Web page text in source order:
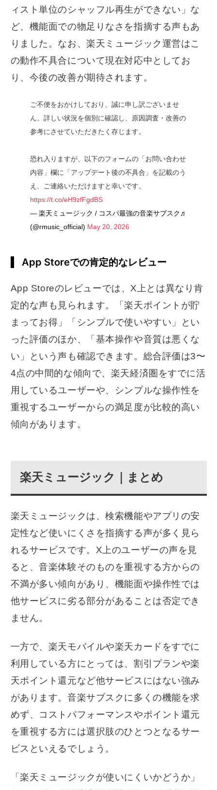
ィスト単位のシャッフル再生ができない」な
ど、機能面での物足りなさを指摘する声もあ
りました。なお、楽天ミュージック運営はこ
の動作不具合について現在対応中としてお
り、今後の改善が期待されます。
ご不便をおかけしており、誠に申し訳ございませ
ん。詳しい状況を個別に確認し、原因調査・改善の
参考にさせていただきたく存じます。
恐れ入りますが、以下のフォームの「お問い合わせ
内容」欄に「アップデート後の不具合」を記載のう
え、ご連絡いただけますと幸いです。
https://t.co/eH9zfFgdBS
— 楽天ミュージック / コスパ最強の音楽サブスク♬
(@rmusic_official) May 20, 2026
App Storeでの肯定的なレビュー
App Storeのレビューでは、X上とは異なり肯
定的な声も見られます。「楽天ポイントが貯
まってお得」「シンプルで使いやすい」とい
った評価のほか、「基本操作や音質は悪くな
い」という声も確認できます。総合評価は3〜
4点の中間的な傾向で、楽天経済圏をすでに活
用しているユーザーや、シンプルな操作性を
重視するユーザーからの満足度が比較的高い
傾向があります。
楽天ミュージック｜まとめ
楽天ミュージックは、検索機能やアプリの安
定性など使いにくさを指摘する声が多く見ら
れるサービスです。X上のユーザーの声を見
ると、音楽体験そのものを重視する方からの
不満が多い傾向があり、機能面や操作性では
他サービスに劣る部分があることは否定でき
ません。
一方で、楽天モバイルや楽天カードをすでに
利用している方にとっては、割引プランや楽
天ポイント還元など他サービスにはない強み
があります。音楽サブスクに多くの機能を求
めず、コストパフォーマンスやポイント還元
を重視する方には選択肢のひとつとなるサー
ビスといえるでしょう。
「楽天ミュージックが使いにくいかどうか」